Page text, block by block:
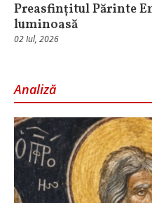
Preasfințitul Părinte
luminoasă
02 Iul, 2026
Analiză